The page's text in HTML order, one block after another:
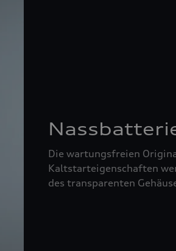
Die wartungsfreien
Kaltstarteigenschaften
des transparenten